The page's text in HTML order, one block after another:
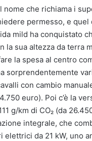
nome che richiama i
permesso, e
mild ha conquistato
sua altezza da terra
la spesa al centro
sorprendentemente
con cambio
euro). Poi c’è la
g/km di CO₂ (da
integrale, che
elettrici da 21 kW, uno